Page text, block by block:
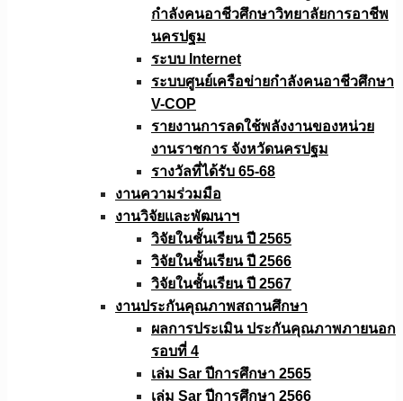
กำลังคนอาชีวศึกษาวิทยาลัยการอาชีพ
นครปฐม
ระบบ Internet
ระบบศูนย์เครือข่ายกำลังคนอาชีวศึกษา
V-COP
รายงานการลดใช้พลังงานของหน่วย
งานราชการ จังหวัดนครปฐม
รางวัลที่ได้รับ 65-68
งานความร่วมมือ
งานวิจัยเเละพัฒนาฯ
วิจัยในชั้นเรียน ปี 2565
วิจัยในชั้นเรียน ปี 2566
วิจัยในชั้นเรียน ปี 2567
งานประกันคุณภาพสถานศึกษา
ผลการประเมิน ประกันคุณภาพภายนอก
รอบที่ 4
เล่ม Sar ปีการศึกษา 2565
เล่ม Sar ปีการศึกษา 2566